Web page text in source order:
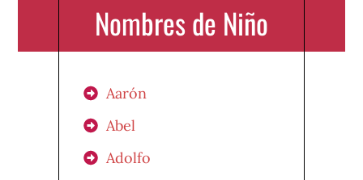
Nombres de Niño
Aarón
Abel
Adolfo